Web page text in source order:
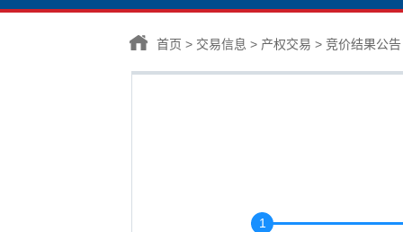
首页 > 交易信息 > 产权交易 > 竞价结果公告
1